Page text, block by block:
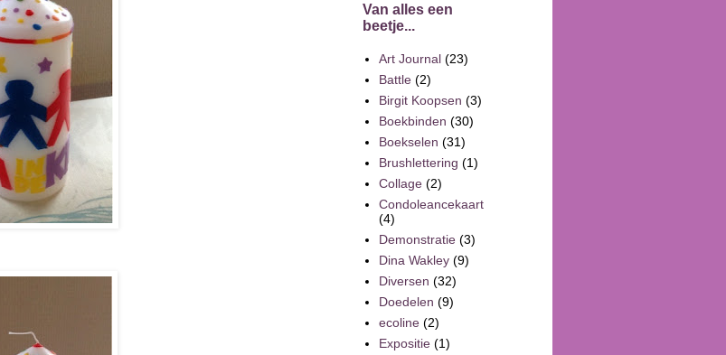
Van alles een
beetje...
Art Journal (23)
Battle (2)
Birgit Koopsen (3)
Boekbinden (30)
Boekselen (31)
Brushlettering (1)
Collage (2)
Condoleancekaart
(4)
Demonstratie (3)
Dina Wakley (9)
Diversen (32)
Doedelen (9)
ecoline (2)
Expositie (1)